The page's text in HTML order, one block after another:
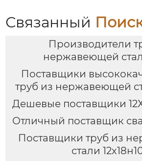
Связанный
Производители
нержавеющей
Поставщики
труб из нержавеющей
Дешевые поставщики
Отличный поставщик
Поставщики труб из
стали